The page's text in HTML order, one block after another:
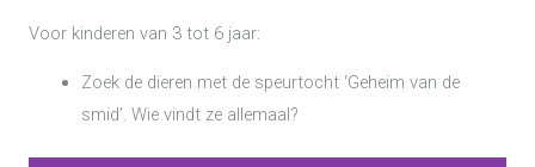
Voor kinderen van 3 tot 6 jaar:
Zoek de dieren met de speurtocht ‘Geheim van de
smid’. Wie vindt ze allemaal?